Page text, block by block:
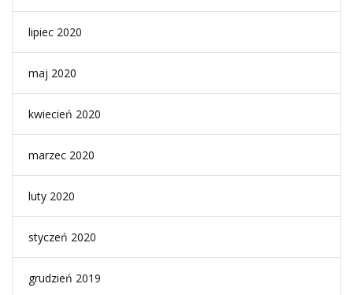
lipiec 2020
maj 2020
kwiecień 2020
marzec 2020
luty 2020
styczeń 2020
grudzień 2019